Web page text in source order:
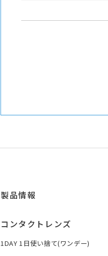
製品情報
コンタクトレンズ
1DAY 1日使い捨て(ワンデー)